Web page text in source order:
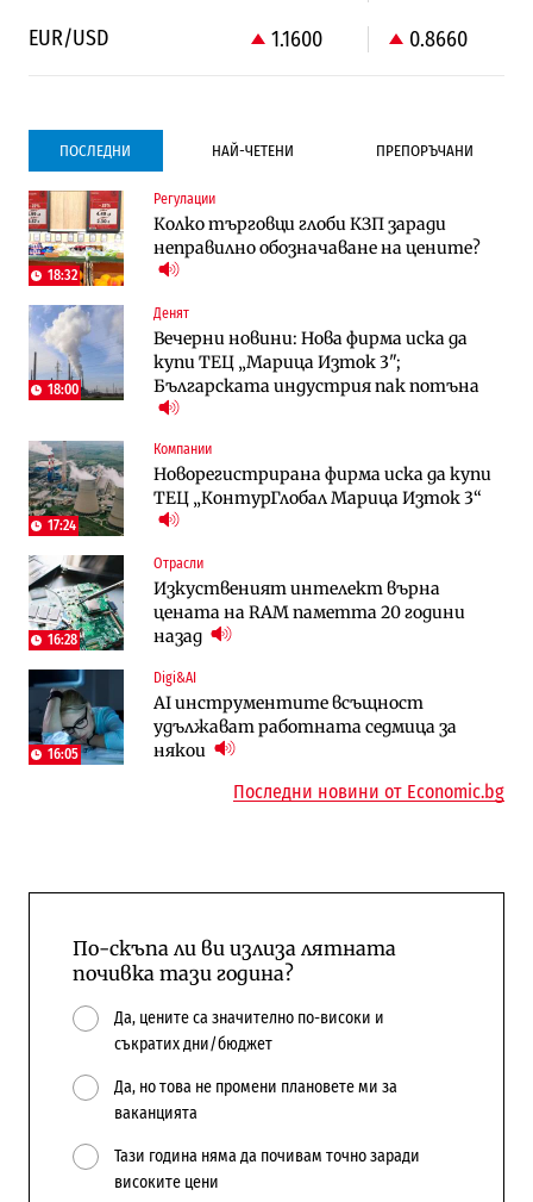
EUR/USD
1.1600 0.8660
ПОСЛЕДНИ НАЙ-ЧЕТЕНИ ПРЕПОРЪЧАНИ
18:32
Регулации
Колко търговци глоби КЗП заради
неправилно обозначаване на цените?
18:00
Денят
Вечерни новини: Нова фирма иска да
купи ТЕЦ „Марица Изток 3";
Българската индустрия пак потъна
17:24
Компании
Новорегистрирана фирма иска да купи
ТЕЦ „КонтурГлобал Марица Изток 3“
16:28
Отрасли
Изкуственият интелект върна
цената на RAM паметта 20 години
назад
16:05
Digi&AI
AI инструментите всъщност
удължават работната седмица за
някои
Градоустройство
Столична община избра изпълнител за
преместването на трамвайното
трасе по бул. „Скобелев“
Компании
„Ендуросат“ ще строи огромен
космически и отбранителен център в
Доброславци
Държавният ТЕЦ „Марица изток 2“
работи с 5 блока
Трафикът толкова е намалял, че големи
медии обмислят да се откажат
напълно от Google
Пазарът на труда продължава да се
охлажда, а три сектора го дърпат
надолу
Градоустройство
Столична община избра изпълнител за
преместването на трамвайното
трасе по бул. „Скобелев“
Енергетика
Държавният ТЕЦ „Марица изток 2“
работи с 5 блока
„Ендуросат“ ще строи огромен
космически и отбранителен център в
Доброславци
Кабинетът иска да отпадне забраната
за износ на дизел и керосин
Интервю | Истинската иновация идва
от решаването на реални проблеми на
потребителите
Последни новини от Economic.bg
По-скъпа ли ви излиза лятната
почивка тази година?
Да, цените са значително по-високи и
съкратих дни/бюджет
Да, но това не промени плановете ми за
ваканцията
Тази година няма да почивам точно заради
високите цени